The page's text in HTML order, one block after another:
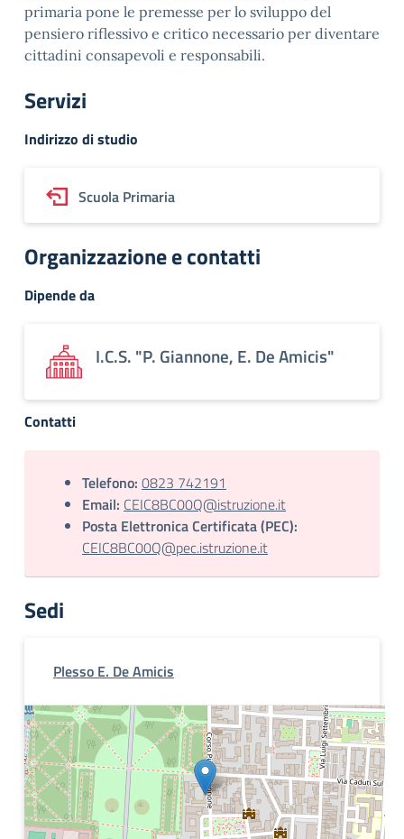
primaria pone le premesse per lo sviluppo del
pensiero riflessivo e critico necessario per diventare
cittadini consapevoli e responsabili.
Servizi
Indirizzo di studio
Scuola Primaria
Organizzazione e contatti
Dipende da
I.C.S. "P. Giannone, E. De Amicis"
Contatti
Telefono: 0823 742191
Email: CEIC8BC00Q@istruzione.it
Posta Elettronica Certificata (PEC):
CEIC8BC00Q@pec.istruzione.it
Sedi
Plesso E. De Amicis